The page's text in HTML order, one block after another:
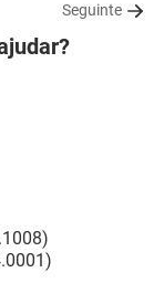
Seguinte